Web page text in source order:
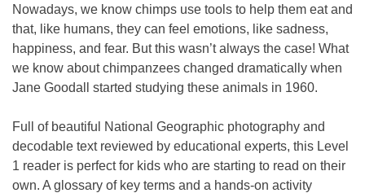
Nowadays, we know chimps use tools to help them eat and
that, like humans, they can feel emotions, like sadness,
happiness, and fear. But this wasn’t always the case! What
we know about chimpanzees changed dramatically when
Jane Goodall started studying these animals in 1960.
Full of beautiful National Geographic photography and
decodable text reviewed by educational experts, this Level
1 reader is perfect for kids who are starting to read on their
own. A glossary of key terms and a hands-on activity